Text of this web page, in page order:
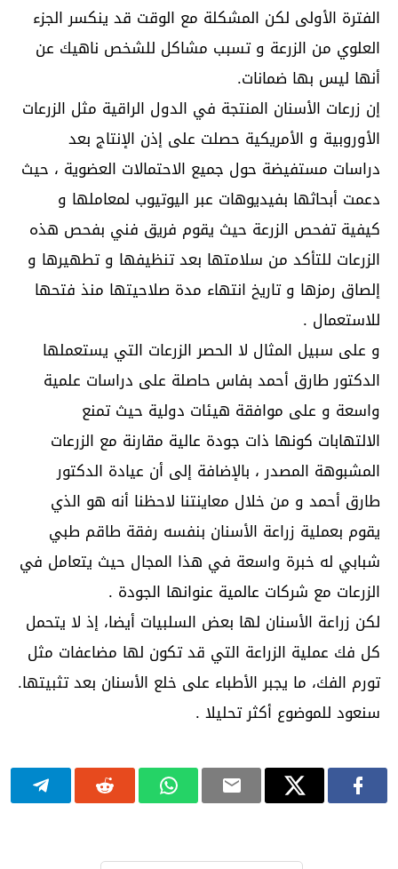
الفترة الأولى لكن المشكلة مع الوقت قد ينكسر الجزء
العلوي من الزرعة و تسبب مشاكل للشخص ناهيك عن
أنها ليس بها ضمانات.
إن زرعات الأسنان المنتجة في الدول الراقية مثل الزرعات
الأوروبية و الأمريكية حصلت على إذن الإنتاج بعد
دراسات مستفيضة حول جميع الاحتمالات العضوية ، حيث
دعمت أبحاثها بفيديوهات عبر اليوتيوب لمعاملها و
كيفية تفحص الزرعة حيث يقوم فريق فني بفحص هذه
الزرعات للتأكد من سلامتها بعد تنظيفها و تطهيرها و
إلصاق رمزها و تاريخ انتهاء مدة صلاحيتها منذ فتحها
للاستعمال .
و على سبيل المثال لا الحصر الزرعات التي يستعملها
الدكتور طارق أحمد بفاس حاصلة على دراسات علمية
واسعة و على موافقة هيئات دولية حيث تمنع
الالتهابات كونها ذات جودة عالية مقارنة مع الزرعات
المشبوهة المصدر ، بالإضافة إلى أن عيادة الدكتور
طارق أحمد و من خلال معاينتنا لاحظنا أنه هو الذي
يقوم بعملية زراعة الأسنان بنفسه رفقة طاقم طبي
شبابي له خبرة واسعة في هذا المجال حيث يتعامل في
الزرعات مع شركات عالمية عنوانها الجودة .
لكن زراعة الأسنان لها بعض السلبيات أيضا، إذ لا يتحمل
كل فك عملية الزراعة التي قد تكون لها مضاعفات مثل
تورم الفك، ما يجبر الأطباء على خلع الأسنان بعد تثبيتها.
سنعود للموضوع أكثر تحليلا .